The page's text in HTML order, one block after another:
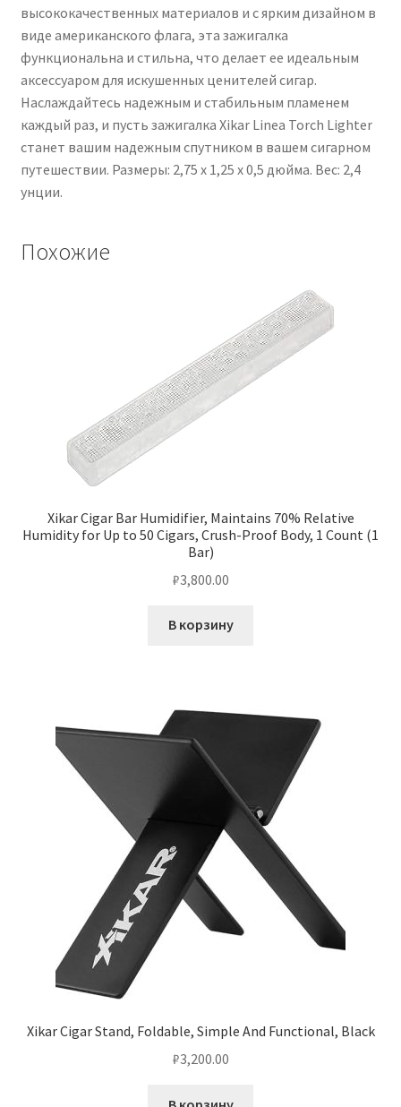
высококачественных материалов и с ярким дизайном в
виде американского флага, эта зажигалка
функциональна и стильна, что делает ее идеальным
аксессуаром для искушенных ценителей сигар.
Наслаждайтесь надежным и стабильным пламенем
каждый раз, и пусть зажигалка Xikar Linea Torch Lighter
станет вашим надежным спутником в вашем сигарном
путешествии. Размеры: 2,75 x 1,25 x 0,5 дюйма. Вес: 2,4
унции.
Похожие
Xikar Cigar Bar Humidifier, Maintains 70% Relative
Humidity for Up to 50 Cigars, Crush-Proof Body, 1 Count (1
Bar)
₽3,800.00
В корзину
Xikar Cigar Stand, Foldable, Simple And Functional, Black
₽3,200.00